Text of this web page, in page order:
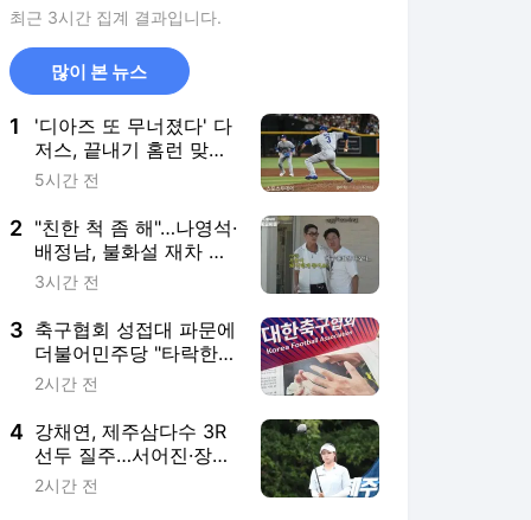
최근 3시간 집계 결과입니다.
많이 본 뉴스
1
'디아즈 또 무너졌다' 다
저스, 끝내기 홈런 맞으
며 애리조나에 역전패…
5시간 전
2 "친한 척 좀 해"…나영석·
배정남, 불화설 재차 해
명(십오야)
3시간 전
3 축구협회 성접대 파문에
더불어민주당 "타락한
뒷거래로 오염된 참사…
2시간 전
4 강채연, 제주삼다수 3R
선두 질주…서어진·장은
수 1타차 추격
2시간 전